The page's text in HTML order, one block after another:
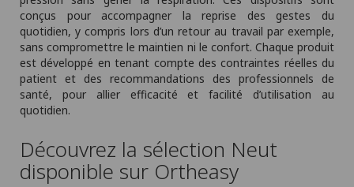
conçus pour accompagner la reprise des gestes du
quotidien, y compris lors d’un retour au travail par exemple,
sans compromettre le maintien ni le confort. Chaque produit
est développé en tenant compte des contraintes réelles du
patient et des recommandations des professionnels de
santé, pour allier efficacité et facilité d’utilisation au
quotidien.
Découvrez la sélection Neut
disponible sur Ortheasy